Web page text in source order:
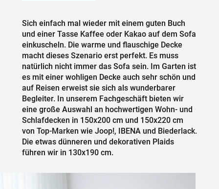
Sich einfach mal wieder mit einem guten Buch
und einer Tasse Kaffee oder Kakao auf dem Sofa
einkuscheln. Die warme und flauschige Decke
macht dieses Szenario erst perfekt. Es muss
natürlich nicht immer das Sofa sein. Im Garten ist
es mit einer wohligen Decke auch sehr schön und
auf Reisen erweist sie sich als wunderbarer
Begleiter. In unserem Fachgeschäft bieten wir
eine große Auswahl an hochwertigen Wohn- und
Schlafdecken in 150x200 cm und 150x220 cm
von Top-Marken wie Joop!, IBENA und Biederlack.
Die etwas dünneren und dekorativen Plaids
führen wir in 130x190 cm.